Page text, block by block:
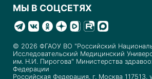
МЫ В СОЦСЕТЯХ
© 2026 ФГАОУ ВО "Российский
Исследовательский Медицинский
им. Н.И. Пирогова" Министерства
Федерации
Российская Федерация, г. Москва 117513,